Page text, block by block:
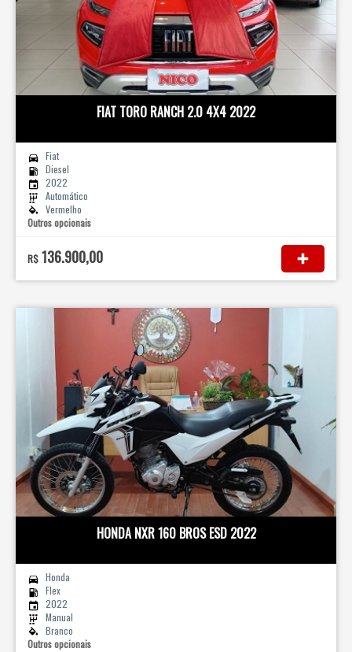
FIAT TORO RANCH 2.0 4X4 2022
Fiat
Diesel
2022
Automático
Vermelho
Outros opcionais
R$ 136.900,00
HONDA NXR 160 BROS ESD 2022
Honda
Flex
2022
Manual
Branco
Outros opcionais